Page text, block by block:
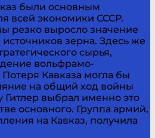
были основным
всей экономики СССР.
резко выросло значение
источников зерна. Здесь же
сырья,
вольфрамо-
Кавказа могла бы
на общий ход войны
Гитлер выбрал именно это
основного. Группа армий,
на Кавказ, получила